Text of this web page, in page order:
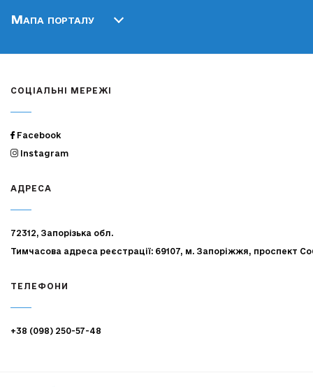
Мапа порталу
СОЦІАЛЬНІ МЕРЕЖІ
Facebook
Instagram
АДРЕСА
72312, Запорізька обл.
Тимчасова адреса реєстрації: 69107, м. Запоріжжя, проспект
ТЕЛЕФОНИ
+38 (098) 250-57-48